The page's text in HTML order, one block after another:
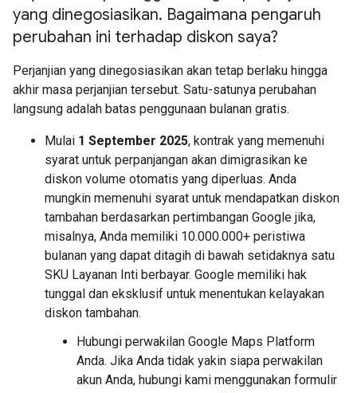
yang dinegosiasikan. Bagaimana pengaruh
perubahan ini terhadap diskon saya?
Perjanjian yang dinegosiasikan akan tetap berlaku hingga
akhir masa perjanjian tersebut. Satu-satunya perubahan
langsung adalah batas penggunaan bulanan gratis.
Mulai 1 September 2025, kontrak yang memenuhi
syarat untuk perpanjangan akan dimigrasikan ke
diskon volume otomatis yang diperluas. Anda
mungkin memenuhi syarat untuk mendapatkan diskon
tambahan berdasarkan pertimbangan Google jika,
misalnya, Anda memiliki 10.000.000+ peristiwa
bulanan yang dapat ditagih di bawah setidaknya satu
SKU Layanan Inti berbayar. Google memiliki hak
tunggal dan eksklusif untuk menentukan kelayakan
diskon tambahan.
Hubungi perwakilan Google Maps Platform
Anda. Jika Anda tidak yakin siapa perwakilan
akun Anda, hubungi kami menggunakan formulir